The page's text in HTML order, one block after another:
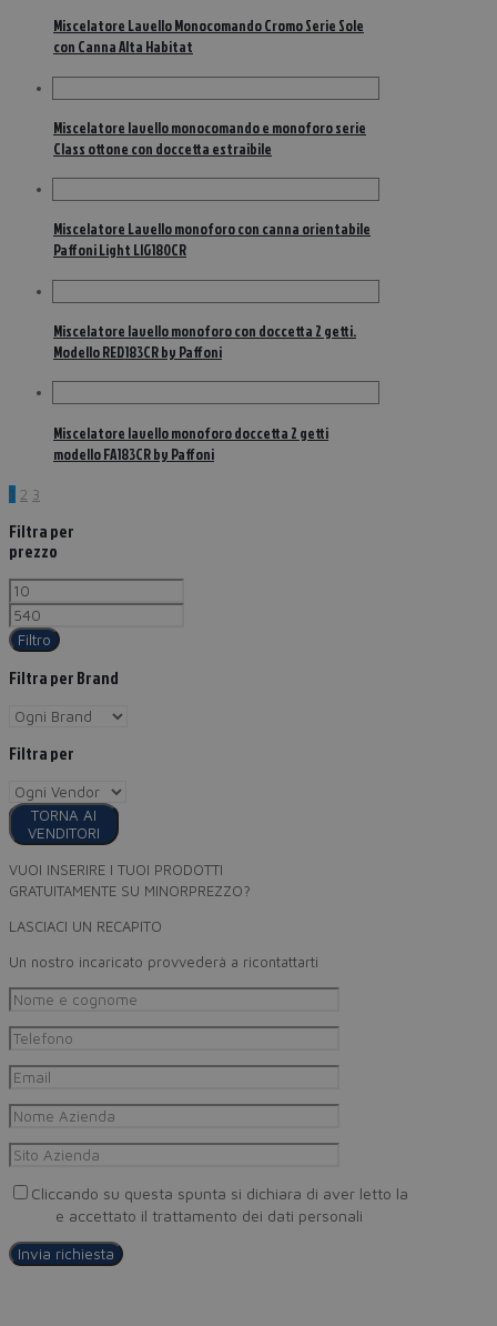
Miscelatore Lavello Monocomando Cromo Serie Sole
con Canna Alta Habitat
Miscelatore lavello monocomando e monoforo serie
Class ottone con doccetta estraibile
Miscelatore Lavello monoforo con canna orientabile
Paffoni Light LIG180CR
Miscelatore lavello monoforo con doccetta 2 getti.
Modello RED183CR by Paffoni
Miscelatore lavello monoforo doccetta 2 getti
modello FA183CR by Paffoni
1 2 3
Filtra per
prezzo
Filtro
Filtra per Brand
Filtra per
TORNA AI
VENDITORI
VUOI INSERIRE I TUOI PRODOTTI
GRATUITAMENTE SU MINORPREZZO?
LASCIACI UN RECAPITO
Un nostro incaricato provvederà a ricontattarti
Cliccando su questa spunta si dichiara di aver letto la
e accettato il trattamento dei dati personali